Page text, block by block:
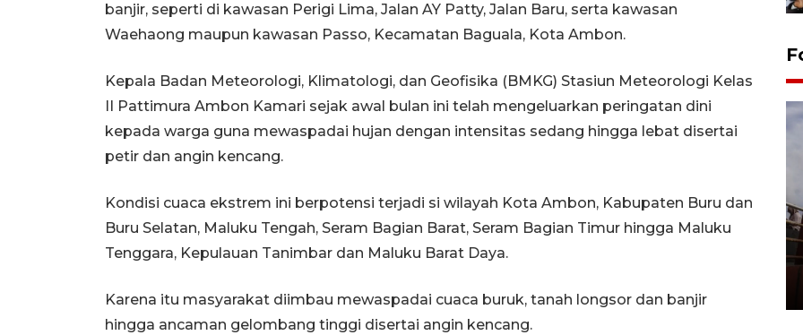
banjir, seperti di kawasan Perigi Lima, Jalan AY Patty, Jalan Baru, serta kawasan
Waehaong maupun kawasan Passo, Kecamatan Baguala, Kota Ambon.
Kepala Badan Meteorologi, Klimatologi, dan Geofisika (BMKG) Stasiun Meteorologi Kelas
II Pattimura Ambon Kamari sejak awal bulan ini telah mengeluarkan peringatan dini
kepada warga guna mewaspadai hujan dengan intensitas sedang hingga lebat disertai
petir dan angin kencang.
Kondisi cuaca ekstrem ini berpotensi terjadi si wilayah Kota Ambon, Kabupaten Buru dan
Buru Selatan, Maluku Tengah, Seram Bagian Barat, Seram Bagian Timur hingga Maluku
Tenggara, Kepulauan Tanimbar dan Maluku Barat Daya.
Karena itu masyarakat diimbau mewaspadai cuaca buruk, tanah longsor dan banjir
hingga ancaman gelombang tinggi disertai angin kencang.
Unjuk rasa protes penataan
Pasar Higienis